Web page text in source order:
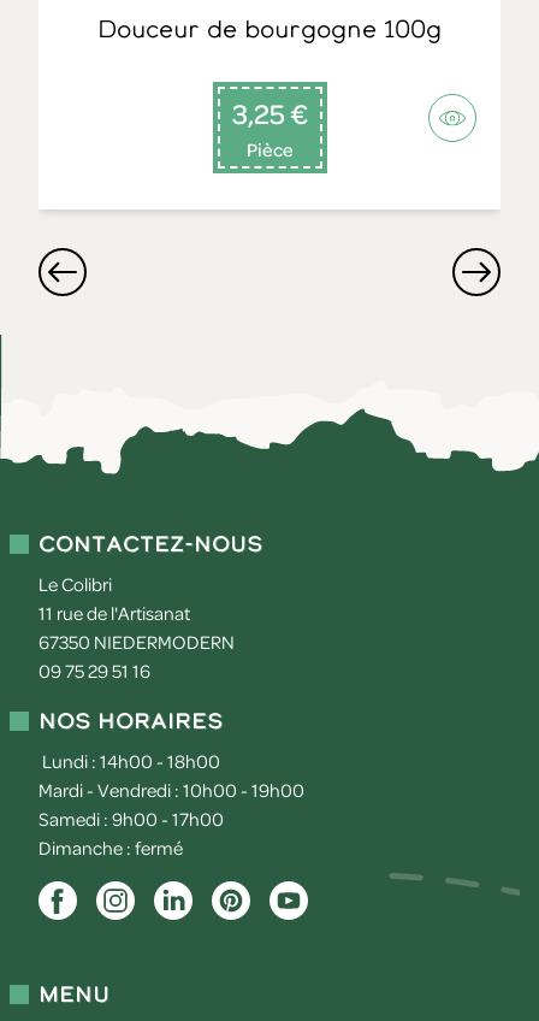
Douceur de bourgogne 100g
3,25 €
Pièce
Contactez-nous
Le Colibri
11 rue de l'Artisanat
67350 NIEDERMODERN
09 75 29 51 16
Nos horaires
Lundi : 14h00 - 18h00
Mardi - Vendredi : 10h00 - 19h00
Samedi : 9h00 - 17h00
Dimanche : fermé
Menu